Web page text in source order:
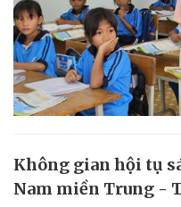
Không gian hội tụ
Nam miền Trung -